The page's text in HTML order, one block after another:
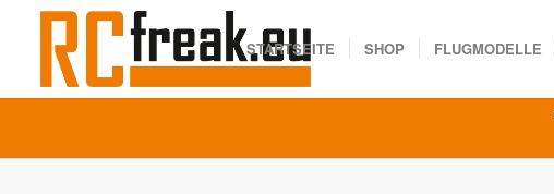
STARTSEITE SHOP FLUGMODELLE